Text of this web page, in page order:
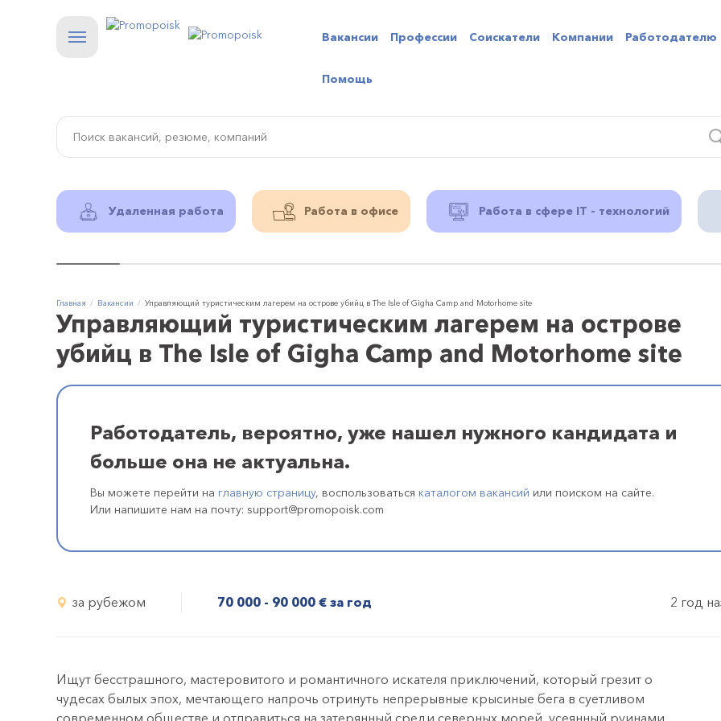
Вакансии Профессии Соискатели Компании Работодателю
Помощь
Удаленная работа Работа в офисе Работа в сфере IT - технологий
Главная Вакансии Управляющий туристическим лагерем на острове убийц в The Isle of Gigha Camp and Motorhome site
Управляющий туристическим лагерем на острове
убийц в The Isle of Gigha Camp and Motorhome site
Работодатель, вероятно, уже нашел нужного кандидата и
больше она не актуальна.
Вы можете перейти на главную страницу, воспользоваться каталогом вакансий или поиском на сайте.
Или напишите нам на почту: support@promopoisk.com
за рубежом 70 000 - 90 000 € за год 2 год
Ищут бесстрашного, мастеровитого и романтичного искателя приключений, который грезит о
чудесах былых эпох, мечтающего напрочь отринуть непрерывные крысиные бега в суетливом
современном обществе и отправиться на затерянный среди северных морей, усеянный руинами